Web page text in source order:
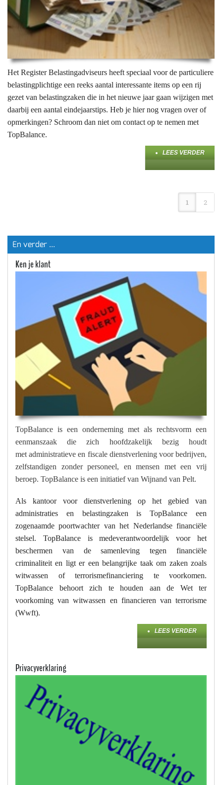
Het Register Belastingadviseurs heeft speciaal voor de particuliere
belastingplichtige een reeks aantal interessante items op een rij
gezet van belastingzaken die in het nieuwe jaar gaan wijzigen met
daarbij een aantal eindejaarstips. Heb je hier nog vragen over of
opmerkingen? Schroom dan niet om contact op te nemen met
TopBalance.
LEES VERDER
1 2
En verder ...
Ken je klant
TopBalance is een onderneming met als rechtsvorm een
eenmanszaak die zich hoofdzakelijk bezig houdt
met administratieve en fiscale dienstverlening voor bedrijven,
zelfstandigen zonder personeel, en mensen met een vrij
beroep. TopBalance is een initiatief van Wijnand van Pelt.
Als kantoor voor dienstverlening op het gebied van
administraties en belastingzaken is TopBalance een
zogenaamde poortwachter van het Nederlandse financiële
stelsel. TopBalance is medeverantwoordelijk voor het
beschermen van de samenleving tegen financiële
criminaliteit en ligt er een belangrijke taak om zaken zoals
witwassen of terrorismefinanciering te voorkomen.
TopBalance behoort zich te houden aan de Wet ter
voorkoming van witwassen en financieren van terrorisme
(Wwft).
LEES VERDER
Privacyverklaring